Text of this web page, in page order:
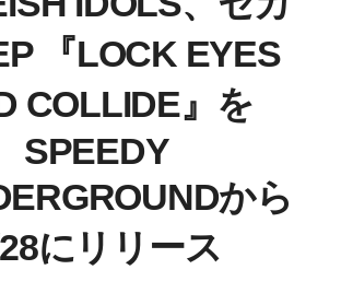
『LOCK EYES
COLLIDE』を
SPEEDY
から
にリリース